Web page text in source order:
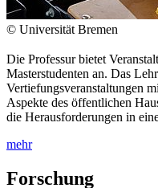
© Universität Bremen
Die Professur bietet
Masterstudenten an. Das
Vertiefungsveranstaltungen
Aspekte des öffentlichen
die Herausforderungen in
mehr
Forschung